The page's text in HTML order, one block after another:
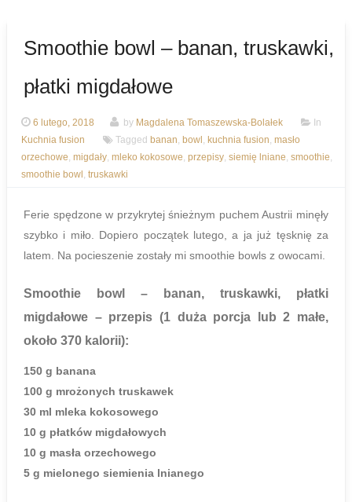
Smoothie bowl – banan, truskawki,
płatki migdałowe
6 lutego, 2018 by Magdalena Tomaszewska-Bolałek
In
Kuchnia fusion
Tagged banan, bowl , kuchnia fusion, masło
orzechowe, migdały, mleko kokosowe, przepisy, siemię lniane, smoothie,
smoothie bowl , truskawki
Ferie spędzone w przykrytej śnieżnym puchem Austrii minęły
szybko i miło. Dopiero początek lutego, a ja już tęsknię za
latem. Na pocieszenie zostały mi smoothie bowls z owocami.
Smoothie bowl – banan, truskawki, płatki
migdałowe – przepis (1 duża porcja lub 2 małe,
około 370 kalorii):
150 g banana
100 g mrożonych truskawek
30 ml mleka kokosowego
10 g płatków migdałowych
10 g masła orzechowego
5 g mielonego siemienia lnianego